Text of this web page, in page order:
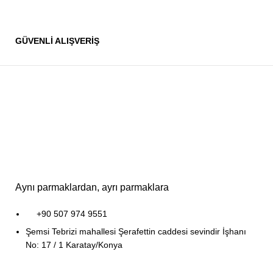
GÜVENLİ ALIŞVERİŞ
Aynı parmaklardan, ayrı parmaklara
+90 507 974 9551
Şemsi Tebrizi mahallesi Şerafettin caddesi sevindir İşhanı
No: 17 / 1 Karatay/Konya